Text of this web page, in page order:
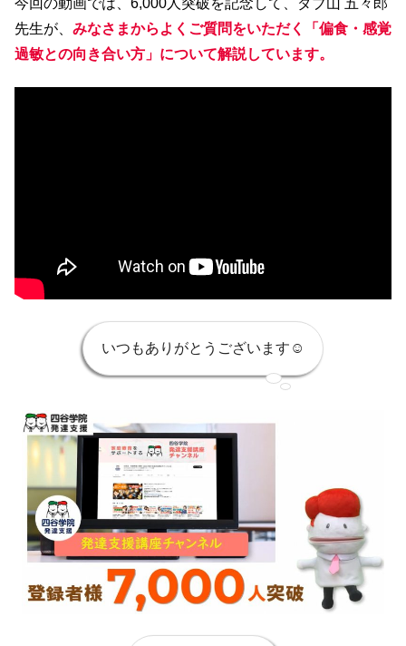
先生が、 みなさまからよくご質問をいただく「偏食・感覚
過敏との向き合い方」について解説しています。
いつもありがとうございます☺